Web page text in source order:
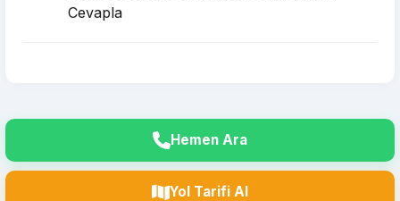
Cevapla
Hemen Ara
Yol Tarifi Al